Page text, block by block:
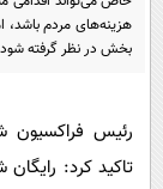
هزینه‌های مردم باشد،
بخش در نظر گرفته
رئیس فراکسیون
تاکید کرد: